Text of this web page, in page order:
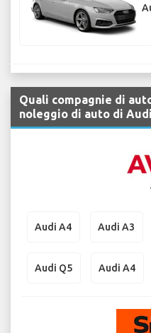
Quali compagnie di
noleggio di auto di
Audi A4 Audi A3
Audi Q5 Audi A4